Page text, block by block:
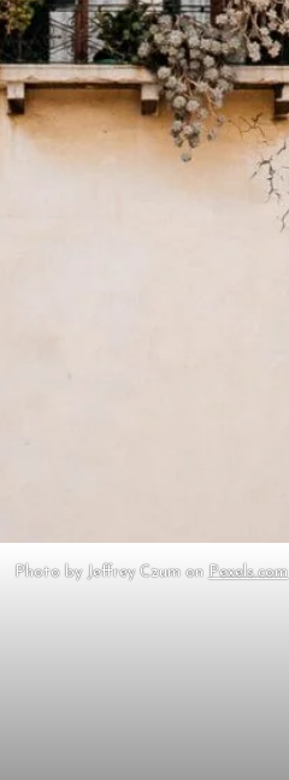
Photo by Jeffrey Czum on Pexels.com